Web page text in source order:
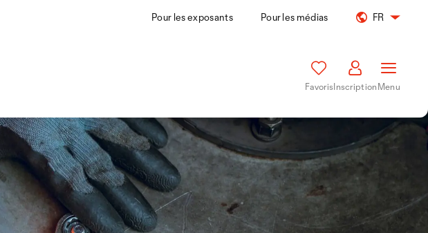
Pour les exposants Pour les médias FR
FavorisInscriptionMenu